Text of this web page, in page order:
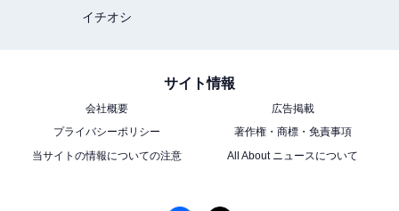
イチオシ
サイト情報
会社概要
広告掲載
プライバシーポリシー
著作権・商標・免責事項
当サイトの情報についての注意
All About ニュースについて